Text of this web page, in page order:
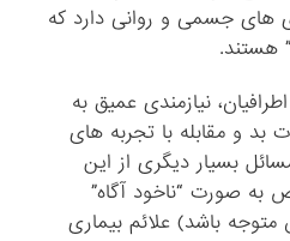
های جسمی و روانی دارد که
هستند.
نیازمندی عمیق به
و مقابله با تجربه های
بسیار دیگری از این
صورت “ناخود آگاه”
باشد) علائم بیماری